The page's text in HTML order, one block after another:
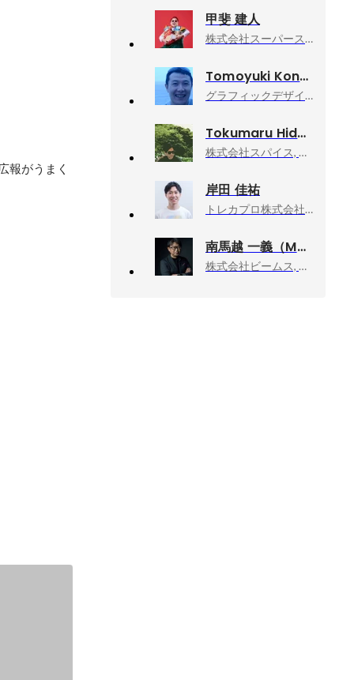
報がうまく
甲斐 建人
株式会社スーパースーパー, 代表取締役 / ディレクター
Tomoyuki Kondo
グラフィックデザイナー／アートディレクター
Tokumaru Hidetoshi
株式会社スパイス, 制作部
岸田 佳祐
トレカプロ株式会社, 代表取締役社長
南馬越 一義（MAGO）
株式会社ビームス, ディレクターズルーム エグゼクティブディレクター